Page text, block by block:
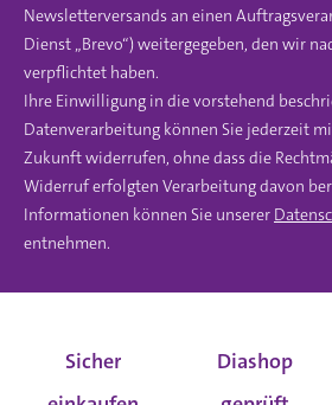
Newsletterversands an einen
Dienst „Brevo“) weitergegeben, den wir
verpflichtet haben.
Ihre Einwilligung in die vorstehend
Datenverarbeitung können Sie jederzeit
Zukunft widerrufen, ohne dass die
Widerruf erfolgten Verarbeitung davon
Informationen können Sie unserer
entnehmen.
Sicher
Diashop